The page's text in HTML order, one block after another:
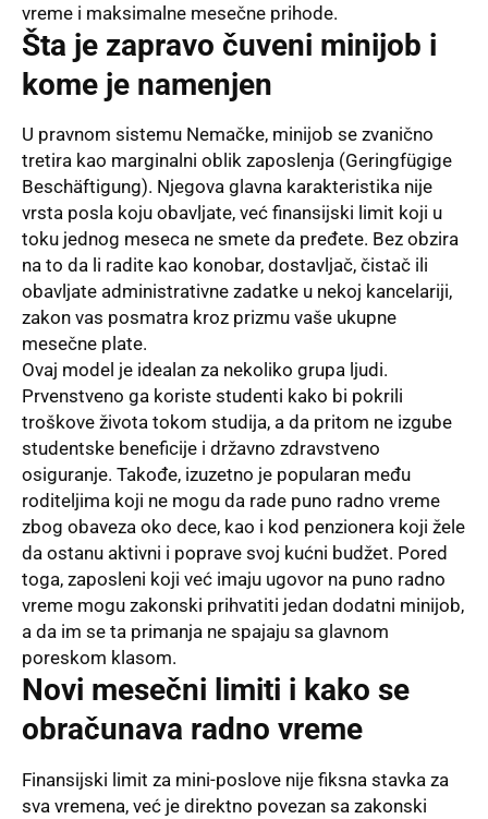
vreme i maksimalne mesečne prihode.
Šta je zapravo čuveni minijob i
kome je namenjen
U pravnom sistemu Nemačke, minijob se zvanično
tretira kao marginalni oblik zaposlenja (Geringfügige
Beschäftigung). Njegova glavna karakteristika nije
vrsta posla koju obavljate, već finansijski limit koji u
toku jednog meseca ne smete da pređete. Bez obzira
na to da li radite kao konobar, dostavljač, čistač ili
obavljate administrativne zadatke u nekoj kancelariji,
zakon vas posmatra kroz prizmu vaše ukupne
mesečne plate.
Ovaj model je idealan za nekoliko grupa ljudi.
Prvenstveno ga koriste studenti kako bi pokrili
troškove života tokom studija, a da pritom ne izgube
studentske beneficije i državno zdravstveno
osiguranje. Takođe, izuzetno je popularan među
roditeljima koji ne mogu da rade puno radno vreme
zbog obaveza oko dece, kao i kod penzionera koji žele
da ostanu aktivni i poprave svoj kućni budžet. Pored
toga, zaposleni koji već imaju ugovor na puno radno
vreme mogu zakonski prihvatiti jedan dodatni minijob,
a da im se ta primanja ne spajaju sa glavnom
poreskom klasom.
Novi mesečni limiti i kako se
obračunava radno vreme
Finansijski limit za mini-poslove nije fiksna stavka za
sva vremena, već je direktno povezan sa zakonski